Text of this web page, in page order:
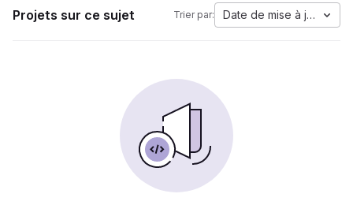
Projets sur ce sujet Trier par: Date de mise à jour